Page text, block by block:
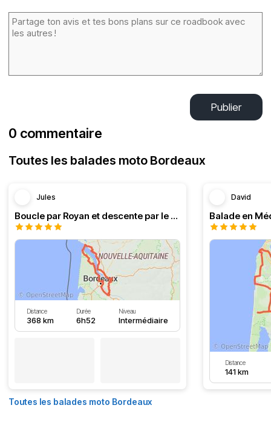
Publier
0 commentaire
Toutes les balades moto Bordeaux
Jules
Boucle par Royan et descente par le Médoc
Distance
368 km
Durée
6h52
Niveau
Intermédiaire
David
Distance
141 km
Toutes les balades moto Bordeaux